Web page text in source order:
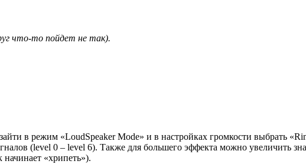
что-то пойдет не так).
в режим «LoudSpeaker Mode» и в настройках громкости выбрать
(level 0 – level 6). Также для большего эффекта можно увеличить
«хрипеть»).